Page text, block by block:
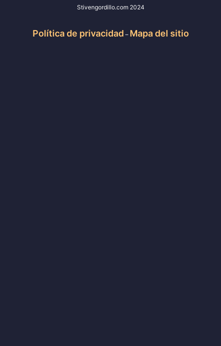
Stivengordillo.com 2024
Política de privacidad – Mapa del sitio